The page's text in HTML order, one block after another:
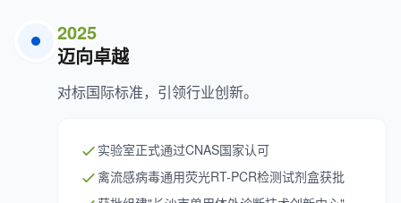
2025
迈向卓越
对标国际标准，引领行业创新。
实验室正式通过CNAS国家认可
禽流感病毒通用荧光RT-PCR检测试剂盒获批